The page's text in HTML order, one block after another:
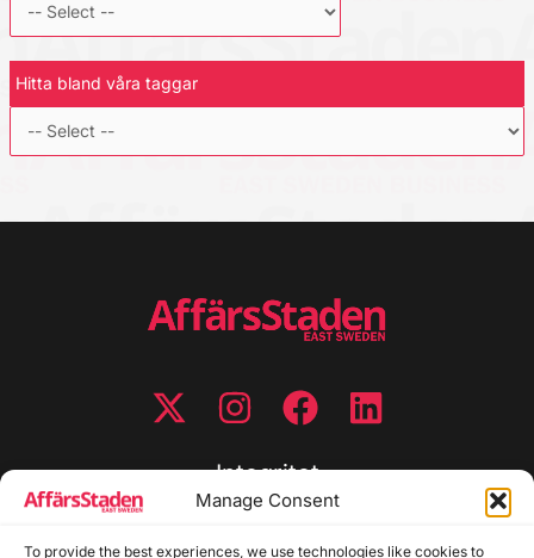
Manage Consent
To provide the best experiences, we use technologies like cookies to
Hitta bland våra taggar
Integritet